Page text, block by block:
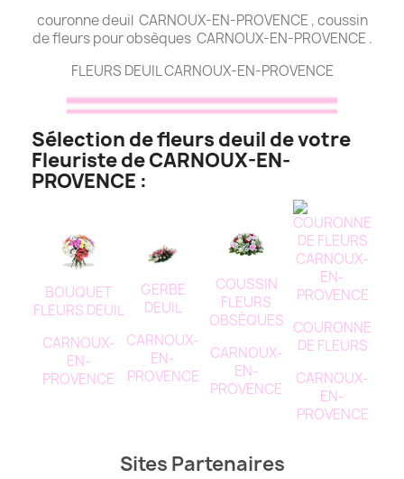
couronne deuil CARNOUX-EN-PROVENCE , coussin
de fleurs pour obsèques CARNOUX-EN-PROVENCE .
FLEURS DEUIL CARNOUX-EN-PROVENCE
Sélection de fleurs deuil de votre
Fleuriste de CARNOUX-EN-
PROVENCE :
BOUQUET
FLEURS DEUIL
CARNOUX-
EN-
PROVENCE
GERBE
DEUIL
CARNOUX-
EN-
PROVENCE
COUSSIN
FLEURS
OBSÈQUES
CARNOUX-
EN-
PROVENCE
COURONNE
DE FLEURS
CARNOUX-
EN-
PROVENCE
Sites Partenaires